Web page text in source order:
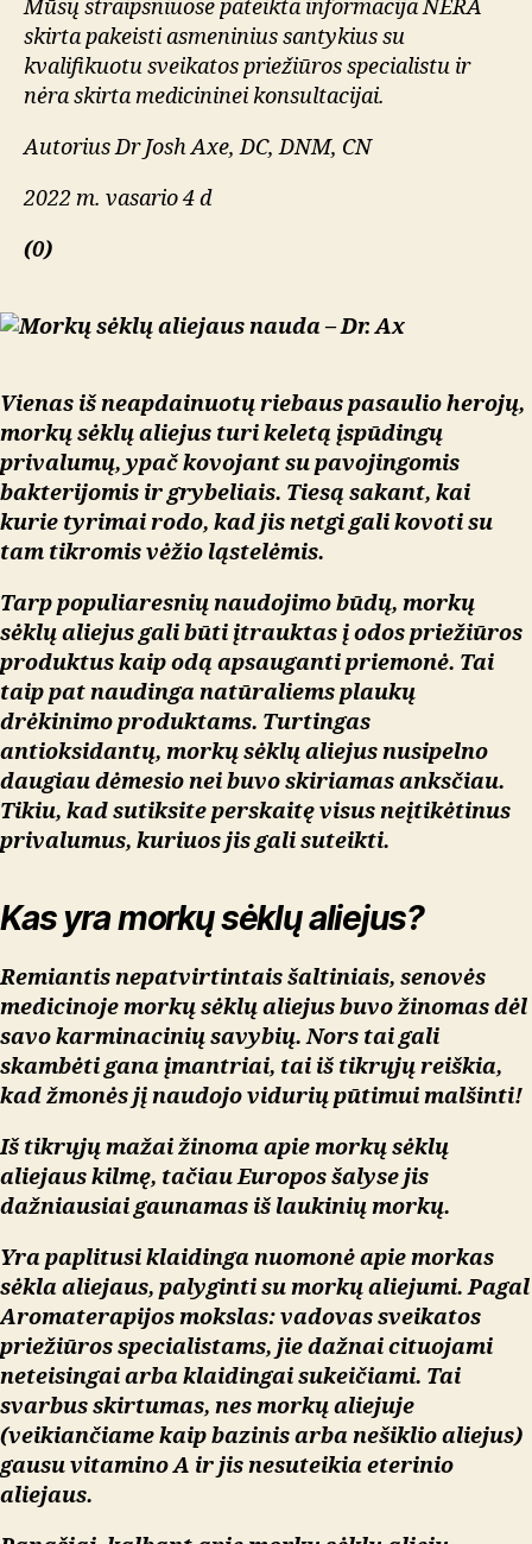
Mūsų straipsniuose pateikta informacija NĖRA
skirta pakeisti asmeninius santykius su
kvalifikuotu sveikatos priežiūros specialistu ir
nėra skirta medicininei konsultacijai.
AutoriusDr Josh Axe, DC, DNM, CN
2022 m. vasario 4 d
(0)
Vienas iš neapdainuotų riebaus pasaulio herojų,
morkų sėklų aliejus turi keletą įspūdingų
privalumų, ypač kovojant su pavojingomis
bakterijomis ir grybeliais. Tiesą sakant, kai
kurie tyrimai rodo, kad jis netgi gali kovoti su
tam tikromis vėžio ląstelėmis.
Tarp populiaresnių naudojimo būdų, morkų
sėklų aliejus gali būti įtrauktas į odos priežiūros
produktus kaip odą apsauganti priemonė. Tai
taip pat naudinga natūraliems plaukų
drėkinimo produktams. Turtingas
antioksidantų, morkų sėklų aliejus nusipelno
daugiau dėmesio nei buvo skiriamas anksčiau.
Tikiu, kad sutiksite perskaitę visus neįtikėtinus
privalumus, kuriuos jis gali suteikti.
Kas yra morkų sėklų aliejus?
Remiantis nepatvirtintais šaltiniais, senovės
medicinoje morkų sėklų aliejus buvo žinomas dėl
savo karminacinių savybių. Nors tai gali
skambėti gana įmantriai, tai iš tikrųjų reiškia,
kad žmonės jį naudojo vidurių pūtimui malšinti!
Iš tikrųjų mažai žinoma apie morkų sėklų
aliejaus kilmę, tačiau Europos šalyse jis
dažniausiai gaunamas iš laukinių morkų.
Yra paplitusi klaidinga nuomonė apie morkas
sėkla aliejaus, palyginti su morkų aliejumi. Pagal
Aromaterapijos mokslas: vadovas sveikatos
priežiūros specialistams, jie dažnai cituojami
neteisingai arba klaidingai sukeičiami. Tai
svarbus skirtumas, nes morkų aliejuje
(veikiančiame kaip bazinis arba nešiklio aliejus)
gausu vitamino A ir jis nesuteikia eterinio
aliejaus.